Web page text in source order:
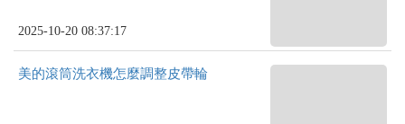
2025-10-20 08:37:17
美的滾筒洗衣機怎麼調整皮帶輪